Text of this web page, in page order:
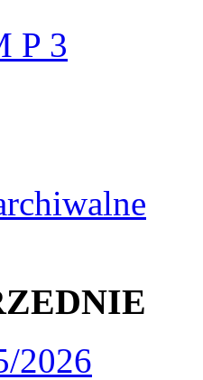
P 3
2026